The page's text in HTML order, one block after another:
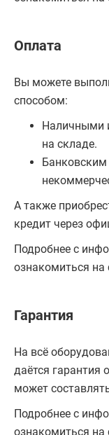
Оплата
Вы можете
способом:
Наличными
на складе.
А также
кредит через
Подробнее с
ознакомиться на
Гарантия
На всё
даётся гарантия
может
Подробнее с
ознакомиться на